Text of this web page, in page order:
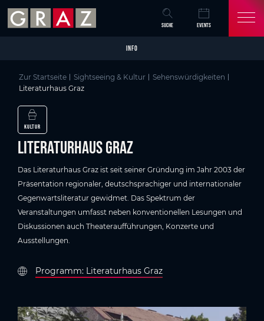
Skip to main content
Skip to table of contents
Skip to main navigation
SUCHE EVENTS
INFO
Zur Startseite Sightseeing & Kultur
Sehenswürdigkeiten
Literaturhaus Graz
KULTUR
Literaturhaus Graz
Das Literaturhaus Graz ist seit seiner Gründung im Jahr 2003 der
Präsentation regionaler, deutschsprachiger und internationaler
Gegenwartsliteratur gewidmet. Das Spektrum der
Veranstaltungen umfasst neben konventionellen Lesungen und
Diskussionen auch Theateraufführungen, Konzerte und
Ausstellungen.
Programm: Literaturhaus Graz